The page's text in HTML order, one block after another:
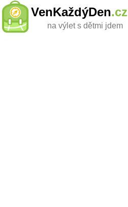
VenKaždýDen.cz
na výlet s dětmi jdem